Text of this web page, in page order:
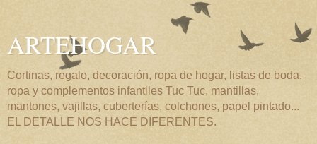
ARTEHOGAR
Cortinas, regalo, decoración, ropa de hogar, listas de boda,
ropa y complementos infantiles Tuc Tuc, mantillas,
mantones, vajillas, cuberterías, colchones, papel pintado...
EL DETALLE NOS HACE DIFERENTES.